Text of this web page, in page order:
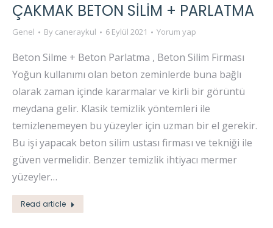
ÇAKMAK BETON SİLİM + PARLATMA
Genel By caneraykul 6 Eylül 2021 Yorum yap
Beton Silme + Beton Parlatma , Beton Silim Firması
Yoğun kullanımı olan beton zeminlerde buna bağlı
olarak zaman içinde kararmalar ve kirli bir görüntü
meydana gelir. Klasik temizlik yöntemleri ile
temizlenemeyen bu yüzeyler için uzman bir el gerekir.
Bu işi yapacak beton silim ustası firması ve tekniği ile
güven vermelidir. Benzer temizlik ihtiyacı mermer
yüzeyler…
Read article